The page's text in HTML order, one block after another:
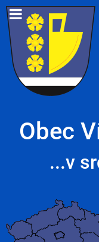
Obec
...v